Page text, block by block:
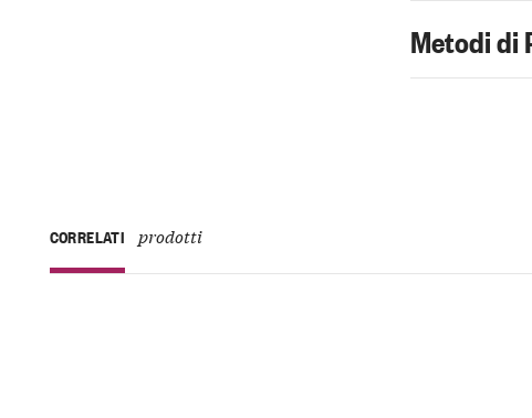
Metodi di
CORRELATI prodotti